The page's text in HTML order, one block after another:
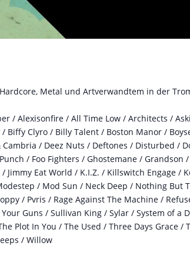
Metal und Artverwandtem in der
/ Alexisonfire / All Time Low / Architects /
Biffy Clyro / Billy Talent / Boston Manor /
/ Deez Nuts / Deftones / Disturbed /
/ Foo Fighters / Ghostemane /
Eat World / K.I.Z. / Killswitch Engage /
/ Mod Sun / Neck Deep / Nothing But
/ Pvris / Rage Against The Machine /
Guns / Sullivan King / Sylar / System of a
Plot In You / The Used / Three Days Grace /
/ Willow